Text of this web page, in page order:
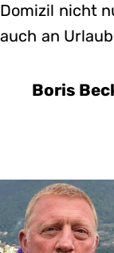
Domizil nicht
auch an
Boris